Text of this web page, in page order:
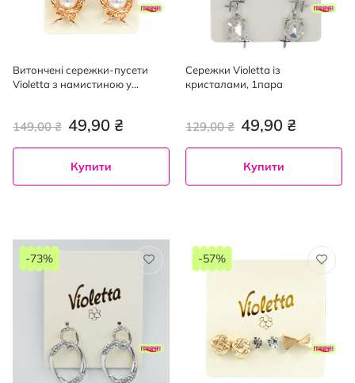
Витончені сережки-пусети
Violetta з намистиною у
49,90 ₴
149,00 ₴
Купити
Сережки Violetta із
кристалами, 1пара
49,90 ₴
129,00 ₴
Купити
-73% -57%